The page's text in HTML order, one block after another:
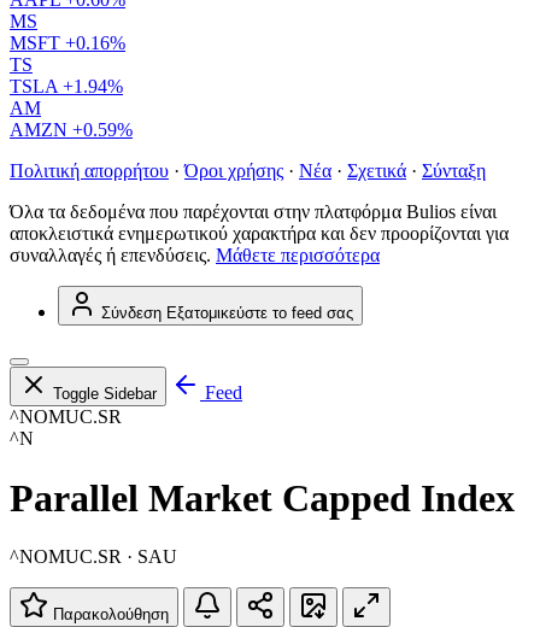
MS
MSFT +0.16%
TS
TSLA +1.94%
AM
AMZN +0.59%
Πολιτική απορρήτου · Όροι χρήσης · Νέα · Σχετικά · Σύνταξη
Όλα τα δεδομένα που παρέχονται στην πλατφόρμα Bulios είναι
αποκλειστικά ενημερωτικού χαρακτήρα και δεν προορίζονται για
συναλλαγές ή επενδύσεις. Μάθετε περισσότερα
Σύνδεση Εξατομικεύστε το feed σας
Toggle Sidebar
Feed
^NOMUC.SR
^N
Parallel Market Capped Index
^NOMUC.SR · SAU
Παρακολούθηση